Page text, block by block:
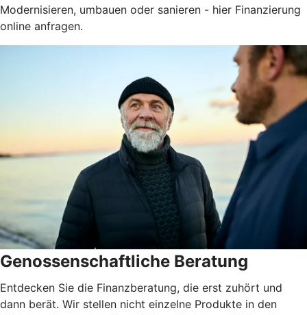
Modernisieren, umbauen oder sanieren - hier Finanzierung
online anfragen.
Genossenschaftliche Beratung
Entdecken Sie die Finanzberatung, die erst zuhört und
dann berät. Wir stellen nicht einzelne Produkte in den